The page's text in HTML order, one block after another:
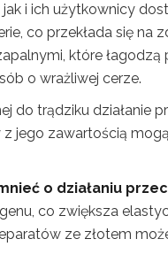
i ich użytkownicy
co przekłada się na
które
o wrażliwej cerze.
do trądziku działanie
jego zawartością
o działaniu
co zwiększa
ze złotem